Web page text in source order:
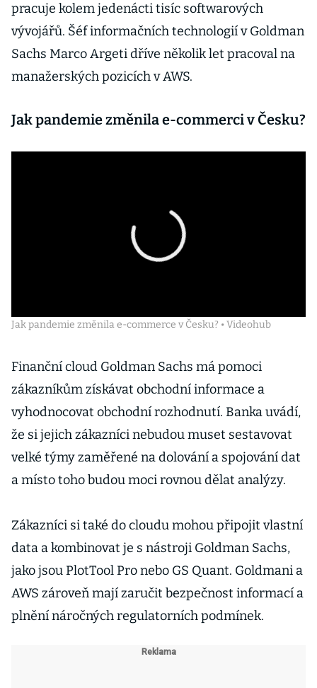
pracuje kolem jedenácti tisíc softwarových
vývojářů. Šéf informačních technologií v Goldman
Sachs Marco Argeti dříve několik let pracoval na
manažerských pozicích v AWS.
Jak pandemie změnila e-commerci v Česku?
Jak pandemie změnila e-commerce v Česku? • Videohub
Finanční cloud Goldman Sachs má pomoci
zákazníkům získávat obchodní informace a
vyhodnocovat obchodní rozhodnutí. Banka uvádí,
že si jejich zákazníci nebudou muset sestavovat
velké týmy zaměřené na dolování a spojování dat
a místo toho budou moci rovnou dělat analýzy.
Zákazníci si také do cloudu mohou připojit vlastní
data a kombinovat je s nástroji Goldman Sachs,
jako jsou PlotTool Pro nebo GS Quant. Goldmani a
AWS zároveň mají zaručit bezpečnost informací a
plnění náročných regulatorních podmínek.